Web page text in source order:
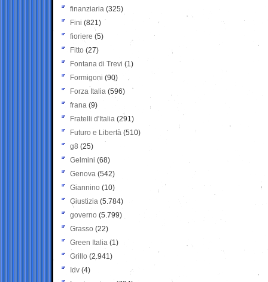
finanziaria (325)
Fini (821)
fioriere (5)
Fitto (27)
Fontana di Trevi (1)
Formigoni (90)
Forza Italia (596)
frana (9)
Fratelli d'Italia (291)
Futuro e Libertà (510)
g8 (25)
Gelmini (68)
Genova (542)
Giannino (10)
Giustizia (5.784)
governo (5.799)
Grasso (22)
Green Italia (1)
Grillo (2.941)
Idv (4)